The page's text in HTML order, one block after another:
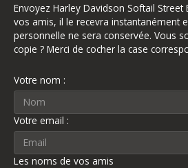
Envoyez Harley Davidson Softail Street
vos amis, il le recevra instantanément
personnelle ne sera conservée. Vous
copie ? Merci de cocher la case
Votre nom :
Votre email :
Les noms de vos amis